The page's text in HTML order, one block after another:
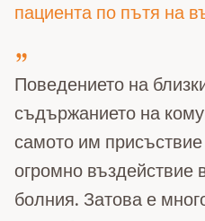
пациента по пътя на
Поведението на
съдържанието на
самото им
огромно въздействие
болния. Затова е